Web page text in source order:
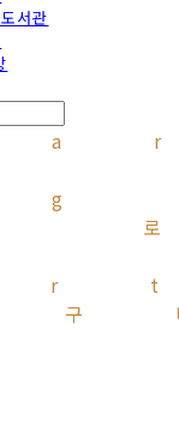
서관
구